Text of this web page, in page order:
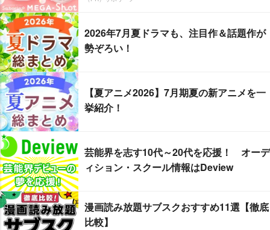
2026年7月夏ドラマも、注目作＆話題作が
勢ぞろい！
【夏アニメ2026】7月期夏の新アニメを一
挙紹介！
芸能界を志す10代～20代を応援！ オーデ
ィション・スクール情報はDeview
漫画読み放題サブスクおすすめ11選【徹底
比較】